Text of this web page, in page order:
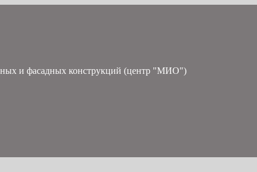
и фасадных конструкций (центр "МИО")